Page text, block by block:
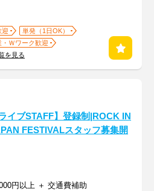
迎
単発（1日OK）
・Ｗワーク歓迎
を見る
ライブSTAFF】登録制|ROCK IN
FESTIVALスタッフ募集開
円以上 ＋ 交通費補助